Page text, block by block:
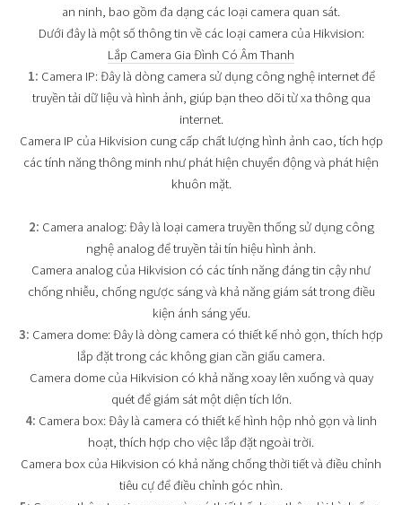
an ninh, bao gồm đa dạng các loại camera quan sát.
Dưới đây là một số thông tin về các loại camera của Hikvision:
Lắp Camera Gia Đình Có Âm Thanh
1: Camera IP: Đây là dòng camera sử dụng công nghệ internet để
truyền tải dữ liệu và hình ảnh, giúp bạn theo dõi từ xa thông qua
internet.
Camera IP của Hikvision cung cấp chất lượng hình ảnh cao, tích hợp
các tính năng thông minh như phát hiện chuyển động và phát hiện
khuôn mặt.
2: Camera analog: Đây là loại camera truyền thống sử dụng công
nghệ analog để truyền tải tín hiệu hình ảnh.
Camera analog của Hikvision có các tính năng đáng tin cậy như
chống nhiễu, chống ngược sáng và khả năng giám sát trong điều
kiện ánh sáng yếu.
3: Camera dome: Đây là dòng camera có thiết kế nhỏ gọn, thích hợp
lắp đặt trong các không gian cần giấu camera.
Camera dome của Hikvision có khả năng xoay lên xuống và quay
quét để giám sát một diện tích lớn.
4: Camera box: Đây là camera có thiết kế hình hộp nhỏ gọn và linh
hoạt, thích hợp cho việc lắp đặt ngoài trời.
Camera box của Hikvision có khả năng chống thời tiết và điều chỉnh
tiêu cự để điều chỉnh góc nhìn.